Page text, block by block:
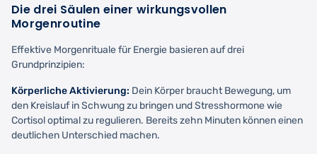
Die drei Säulen einer wirkungsvollen
Morgenroutine
Effektive Morgenrituale für Energie basieren auf drei
Grundprinzipien:
Körperliche Aktivierung: Dein Körper braucht Bewegung, um
den Kreislauf in Schwung zu bringen und Stresshormone wie
Cortisol optimal zu regulieren. Bereits zehn Minuten können einen
deutlichen Unterschied machen.